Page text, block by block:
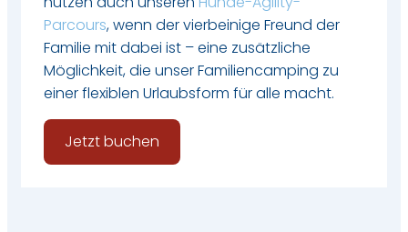
Parcours, wenn der vierbeinige Freund der
Familie mit dabei ist – eine zusätzliche
Möglichkeit, die unser Familiencamping zu
einer flexiblen Urlaubsform für alle macht.
Jetzt buchen